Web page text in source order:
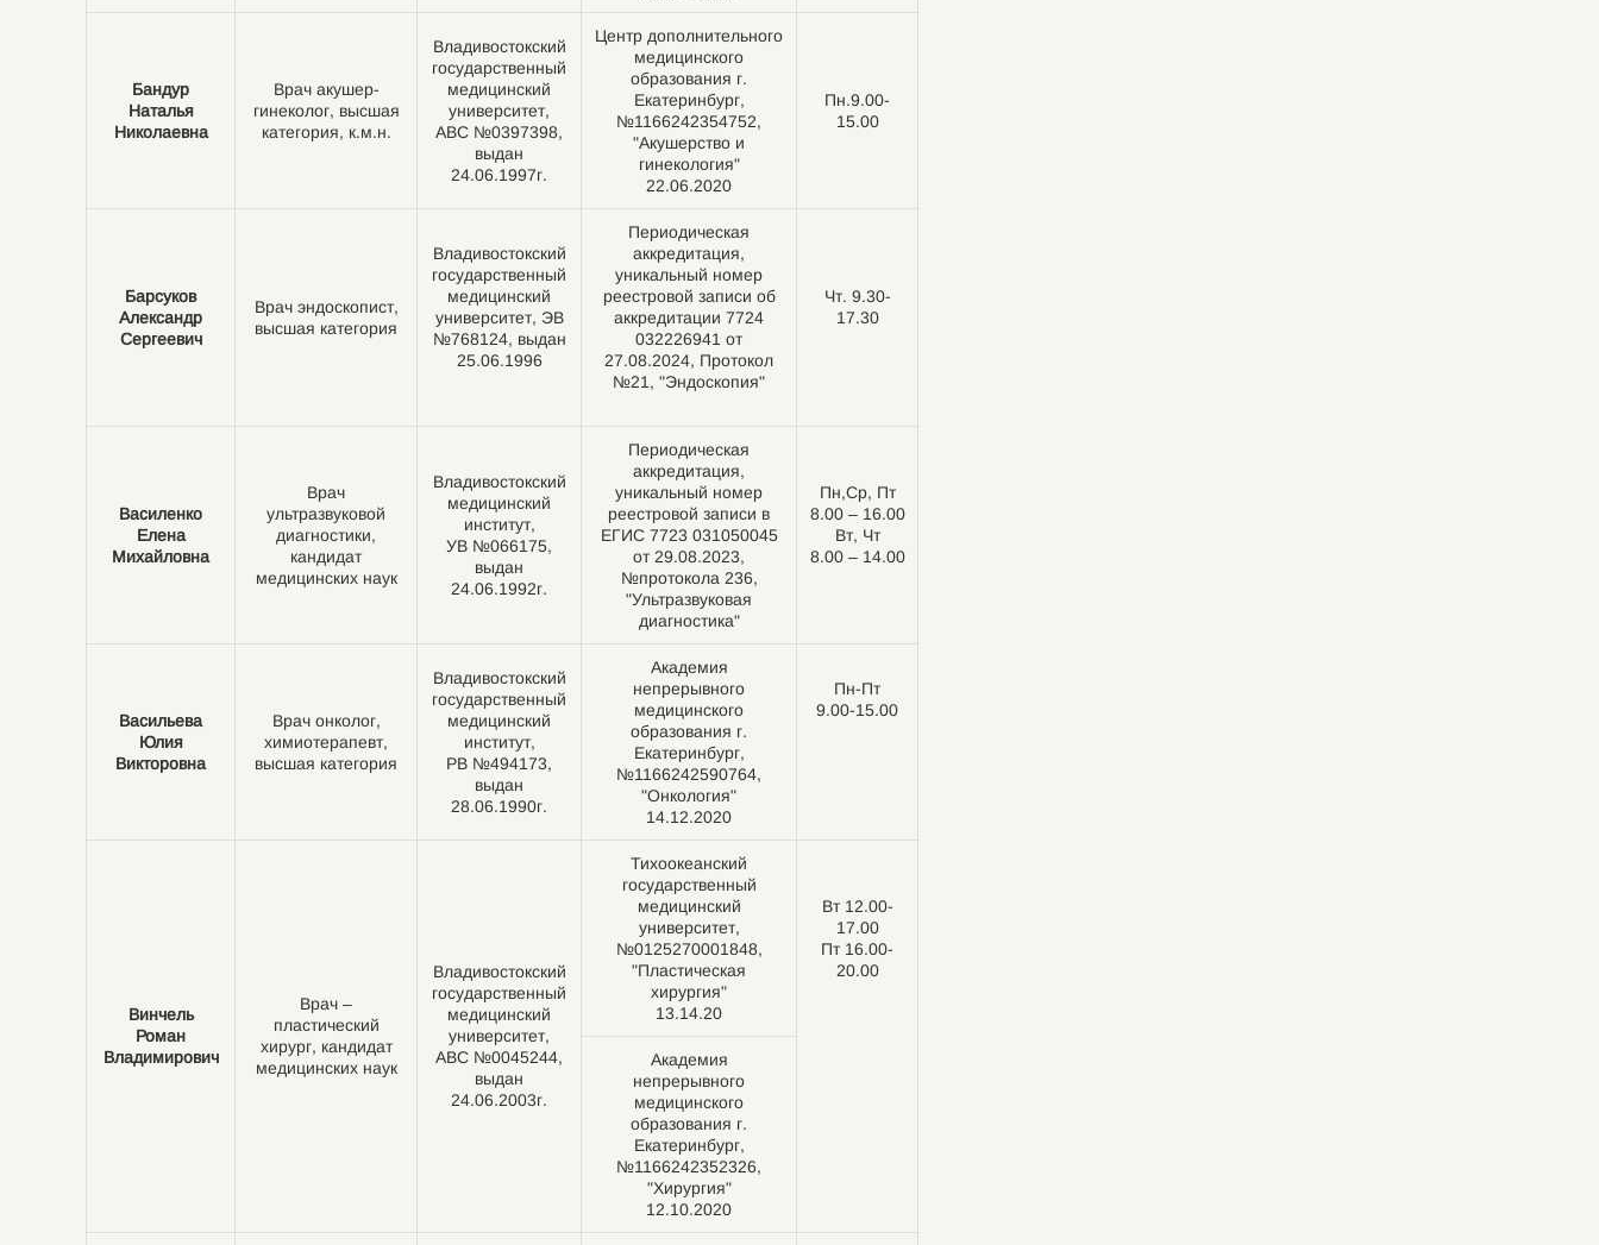
Бандур
Наталья
Николаевна
Врач акушер-
гинеколог, высшая
категория, к.м.н.
Владивостокский
государственный
медицинский
университет,
АВС №0397398,
выдан
24.06.1997г.
Центр дополнительного
медицинского
образования г.
Екатеринбург,
№1166242354752,
"Акушерство и
гинекология"
22.06.2020
Пн.9.00-
15.00
Барсуков
Александр
Сергеевич
Врач эндоскопист,
высшая категория
Владивостокский
государственный
медицинский
университет, ЭВ
№768124, выдан
25.06.1996
Периодическая
аккредитация,
уникальный номер
реестровой записи об
аккредитации 7724
032226941 от
27.08.2024, Протокол
№21, "Эндоскопия"
Чт. 9.30-
17.30
Василенко
Елена
Михайловна
Врач
ультразвуковой
диагностики,
кандидат
медицинских наук
Владивостокский
медицинский
институт,
УВ №066175,
выдан
24.06.1992г.
Периодическая
аккредитация,
уникальный номер
реестровой записи в
ЕГИС 7723 031050045
от 29.08.2023,
№протокола 236,
"Ультразвуковая
диагностика"
Пн,Ср, Пт
8.00 – 16.00
Вт, Чт
8.00 – 14.00
Васильева
Юлия
Викторовна
Врач онколог,
химиотерапевт,
высшая категория
Владивостокский
государственный
медицинский
институт,
РВ №494173,
выдан
28.06.1990г.
Академия
непрерывного
медицинского
образования г.
Екатеринбург,
№1166242590764,
"Онкология"
14.12.2020
Пн-Пт
9.00-15.00
Винчель
Роман
Владимирович
Врач –
пластический
хирург, кандидат
медицинских наук
Владивостокский
государственный
медицинский
университет,
АВС №0045244,
выдан
24.06.2003г.
Тихоокеанский
государственный
медицинский
университет,
№0125270001848,
"Пластическая
хирургия"
13.14.20
Вт 12.00-
17.00
Пт 16.00-
20.00
Академия
непрерывного
медицинского
образования г.
Екатеринбург,
№1166242352326,
"Хирургия"
12.10.2020